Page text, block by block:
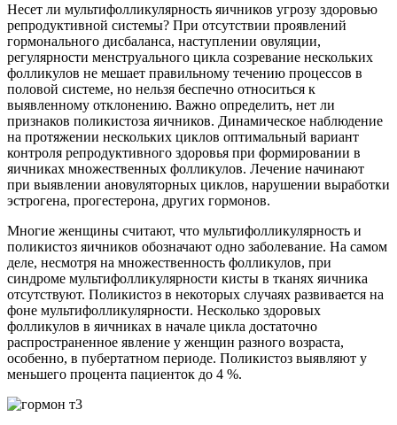
Несет ли мультифолликулярность яичников угрозу здоровью
репродуктивной системы? При отсутствии проявлений
гормонального дисбаланса, наступлении овуляции,
регулярности менструального цикла созревание нескольких
фолликулов не мешает правильному течению процессов в
половой системе, но нельзя беспечно относиться к
выявленному отклонению. Важно определить, нет ли
признаков поликистоза яичников. Динамическое наблюдение
на протяжении нескольких циклов оптимальный вариант
контроля репродуктивного здоровья при формировании в
яичниках множественных фолликулов. Лечение начинают
при выявлении ановуляторных циклов, нарушении выработки
эстрогена, прогестерона, других гормонов.
Многие женщины считают, что мультифолликулярность и
поликистоз яичников обозначают одно заболевание. На самом
деле, несмотря на множественность фолликулов, при
синдроме мультифолликулярности кисты в тканях яичника
отсутствуют. Поликистоз в некоторых случаях развивается на
фоне мультифолликулярности. Несколько здоровых
фолликулов в яичниках в начале цикла достаточно
распространенное явление у женщин разного возраста,
особенно, в пубертатном периоде. Поликистоз выявляют у
меньшего процента пациенток до 4 %.